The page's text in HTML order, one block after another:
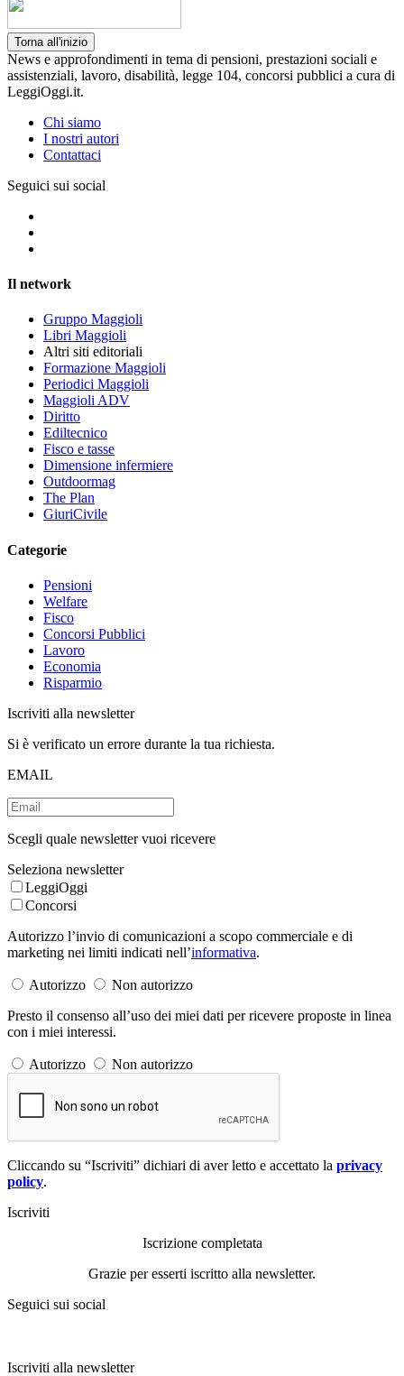
Torna all'inizio
News e approfondimenti in tema di pensioni, prestazioni sociali e
assistenziali, lavoro, disabilità, legge 104, concorsi pubblici a cura di
LeggiOggi.it.
Chi siamo
I nostri autori
Contattaci
Seguici sui social
Il network
Gruppo Maggioli
Libri Maggioli
Altri siti editoriali
Formazione Maggioli
Periodici Maggioli
Maggioli ADV
Diritto
Ediltecnico
Fisco e tasse
Dimensione infermiere
Outdoormag
The Plan
GiuriCivile
Categorie
Pensioni
Welfare
Fisco
Concorsi Pubblici
Lavoro
Economia
Risparmio
Iscriviti alla newsletter
Si è verificato un errore durante la tua richiesta.
EMAIL
Scegli quale newsletter vuoi ricevere
Seleziona newsletter
LeggiOggi
Concorsi
Autorizzo l’invio di comunicazioni a scopo commerciale e di
marketing nei limiti indicati nell’informativa.
Autorizzo
Non autorizzo
Presto il consenso all’uso dei miei dati per ricevere proposte in linea
con i miei interessi.
Autorizzo Non autorizzo
Cliccando su “Iscriviti” dichiari di aver letto e accettato la privacy
policy.
Iscriviti
Iscrizione completata
Grazie per esserti iscritto alla newsletter.
Seguici sui social
Iscriviti alla newsletter